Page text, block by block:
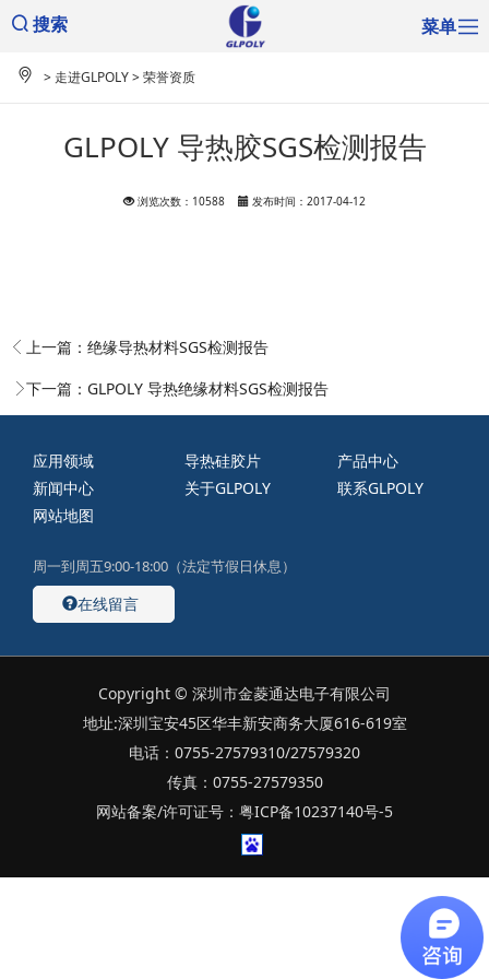
搜索 菜单
> 走进GLPOLY>荣誉资质
GLPOLY 导热胶SGS检测报告
浏览次数：10588 发布时间：2017-04-12
上一篇： 绝缘导热材料SGS检测报告
下一篇： GLPOLY 导热绝缘材料SGS检测报告
应用领域 导热硅胶片
产品中心
新闻中心
关于GLPOLY
联系GLPOLY
网站地图
周一到周五9:00-18:00（法定节假日休息）
在线留言
Copyright © 深圳市金菱通达电子有限公司
地址:深圳宝安45区华丰新安商务大厦616-619室
电话：0755-27579310/27579320
传真：0755-27579350
网站备案/许可证号：粤ICP备10237140号-5